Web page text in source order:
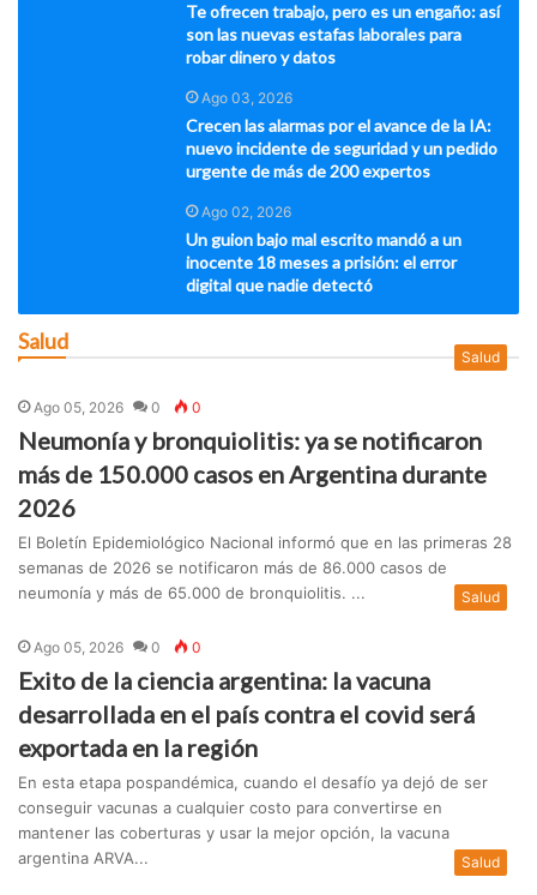
Te ofrecen trabajo, pero es un engaño: así
son las nuevas estafas laborales para
robar dinero y datos
Ago 03, 2026
Crecen las alarmas por el avance de la IA:
nuevo incidente de seguridad y un pedido
urgente de más de 200 expertos
Ago 02, 2026
Un guion bajo mal escrito mandó a un
inocente 18 meses a prisión: el error
digital que nadie detectó
Salud
Salud
Ago 05, 2026 0 0
Neumonía y bronquiolitis: ya se notificaron
más de 150.000 casos en Argentina durante
2026
El Boletín Epidemiológico Nacional informó que en las primeras 28
semanas de 2026 se notificaron más de 86.000 casos de
neumonía y más de 65.000 de bronquiolitis. ...
Salud
Ago 05, 2026 0 0
Exito de la ciencia argentina: la vacuna
desarrollada en el país contra el covid será
exportada en la región
En esta etapa pospandémica, cuando el desafío ya dejó de ser
conseguir vacunas a cualquier costo para convertirse en
mantener las coberturas y usar la mejor opción, la vacuna
argentina ARVA...
Salud